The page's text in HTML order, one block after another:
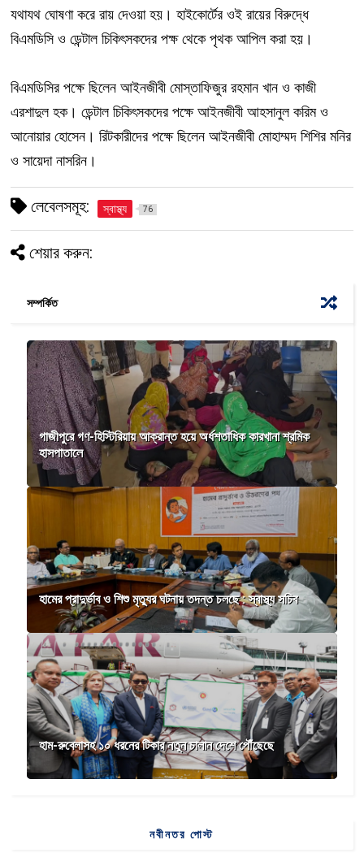
যথাযথ ঘোষণা করে রায় দেওয়া হয়। হাইকোর্টের ওই রায়ের বিরুদ্ধে
বিএমডিসি ও ডেন্টাল চিকিৎসকদের পক্ষ থেকে পৃথক আপিল করা হয়।
বিএমডিসির পক্ষে ছিলেন আইনজীবী মোস্তাফিজুর রহমান খান ও কাজী
এরশাদুল হক। ডেন্টাল চিকিৎসকদের পক্ষে আইনজীবী আহসানুল করিম ও
আনোয়ার হোসেন। রিটকারীদের পক্ষে ছিলেন আইনজীবী মোহাম্মদ শিশির মনির
ও সায়েদা নাসরিন।
লেবেলসমূহ: স্বাস্থ্য 76
শেয়ার করুন:
সম্পর্কিত
গাজীপুরে গণ-হিস্টিরিয়ায় আক্রান্ত হয়ে অর্ধশতাধিক কারখানা শ্রমিক
হাসপাতালে
হামের প্রাদুর্ভাব ও শিশু মৃত্যুর ঘটনায় তদন্ত চলছে : স্বাস্থ্য সচিব
হাম-রুবেলাসহ ১০ ধরনের টিকার নতুন চালান দেশে পৌঁছেছে
নবীনতর পোস্ট